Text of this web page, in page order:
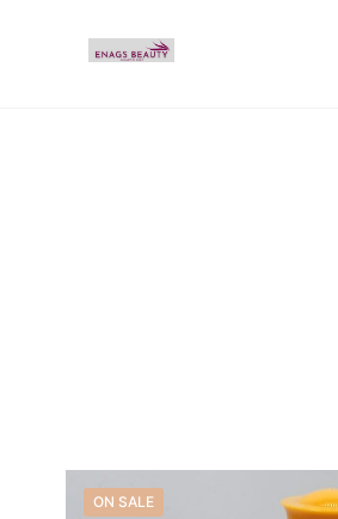
ON SALE